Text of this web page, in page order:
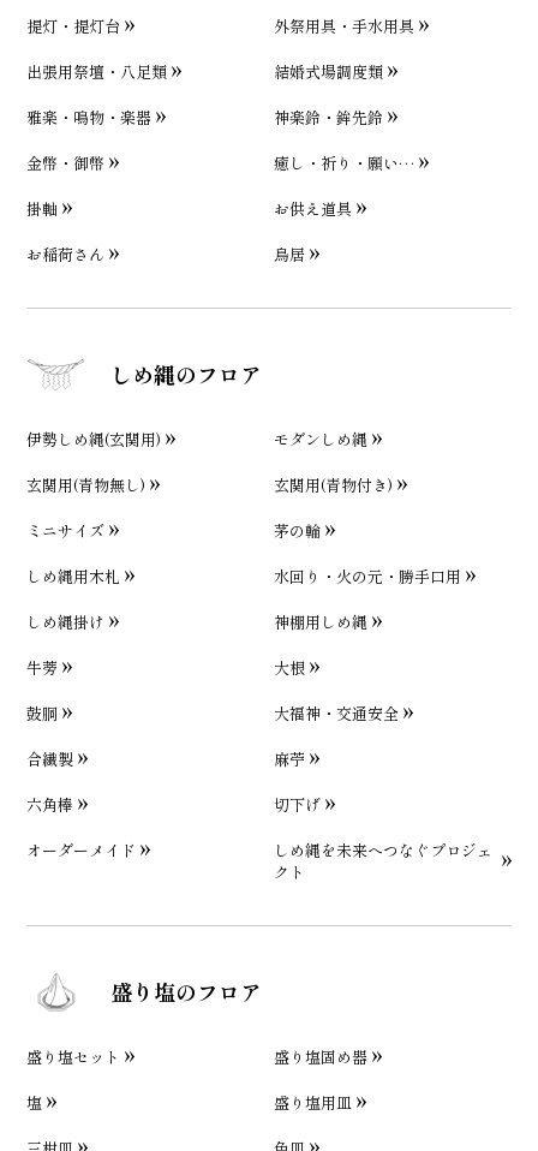
提灯・提灯台
外祭用具・手水用具
出張用祭壇・八足類
結婚式場調度類
雅楽・鳴物・楽器
神楽鈴・鉾先鈴
金幣・御幣
癒し・祈り・願い…
掛軸
お供え道具
お稲荷さん
鳥居
しめ縄のフロア
伊勢しめ縄(玄関用)
モダンしめ縄
玄関用(青物無し)
玄関用(青物付き)
ミニサイズ
茅の輪
しめ縄用木札
水回り・火の元・勝手口用
しめ縄掛け
神棚用しめ縄
牛蒡
大根
鼓胴
大福神・交通安全
合繊製
麻苧
六角棒
切下げ
オーダーメイド
しめ縄を未来へつなぐプロジェ
クト
盛り塩のフロア
盛り塩セット
盛り塩固め器
塩
盛り塩用皿